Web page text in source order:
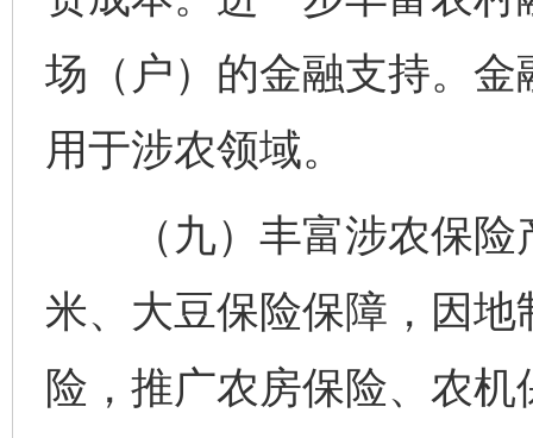
场（户）的金融支持。金
用于涉农领域。
（九）丰富涉农保险
米、大豆保险保障，因
险，推广农房保险、农